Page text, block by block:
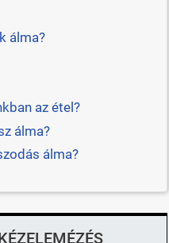
álma?
az étel?
álma?
álma?